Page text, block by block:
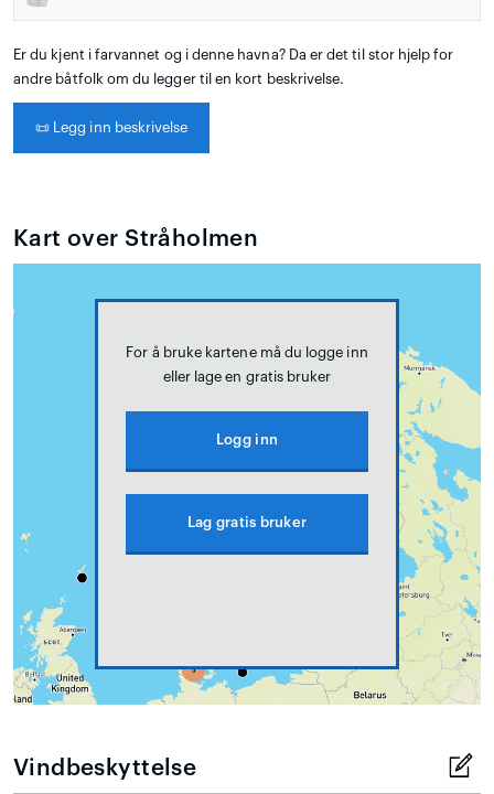
Er du kjent i farvannet og i denne havna? Da er det til stor hjelp for
andre båtfolk om du legger til en kort beskrivelse.
📜 Legg inn beskrivelse
Kart over Stråholmen
For å bruke kartene må du logge inn
eller lage en gratis bruker
Logg inn
Lag gratis bruker
Vindbeskyttelse